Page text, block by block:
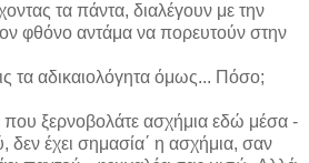
τα πάντα, διαλέγουν με την
φθόνο αντάμα να πορευτούν στην
τα αδικαιολόγητα όμως... Πόσο;
που ξερνοβολάτε ασχήμια εδώ μέσα -
δεν έχει σημασία΄ η ασχήμια, σαν